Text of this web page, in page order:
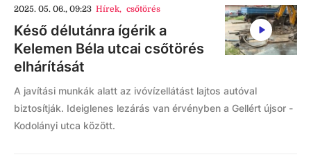
2025. 05. 06., 09:23 Hírek, csőtörés
Késő délutánra ígérik a
Kelemen Béla utcai csőtörés
elhárítását
A javítási munkák alatt az ivóvízellátást lajtos autóval
biztosítják. Ideiglenes lezárás van érvényben a Gellért újsor -
Kodolányi utca között.